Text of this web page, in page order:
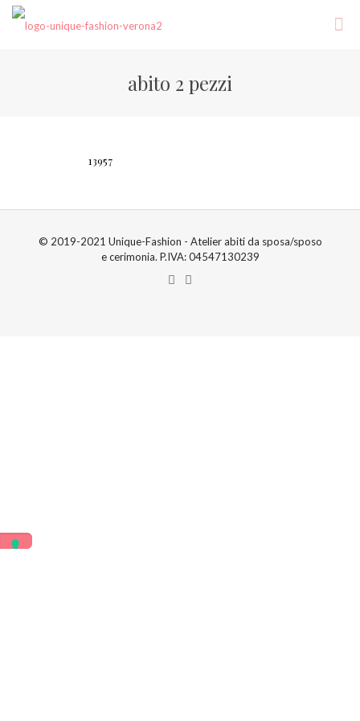
abito 2 pezzi
13957
© 2019-2021 Unique-Fashion - Atelier abiti da sposa/sposo
e cerimonia. P.IVA: 04547130239